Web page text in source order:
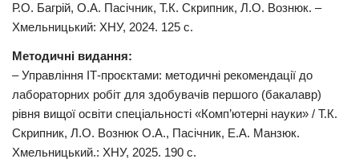
Р.О. Багрій, О.А. Пасічник, Т.К. Скрипник, Л.О. Вознюк. –
Хмельницький: ХНУ, 2024. 125 с.
Методичні видання:
‒ Управління ІТ-проєктами: методичні рекомендації до
лабораторних робіт для здобувачів першого (бакалавр)
рівня вищої освіти спеціальності «Комп’ютерні науки» / Т.К.
Скрипник, Л.О. Вознюк О.А., Пасічник, Е.А. Манзюк.
Хмельницький.: ХНУ, 2025. 190 с.